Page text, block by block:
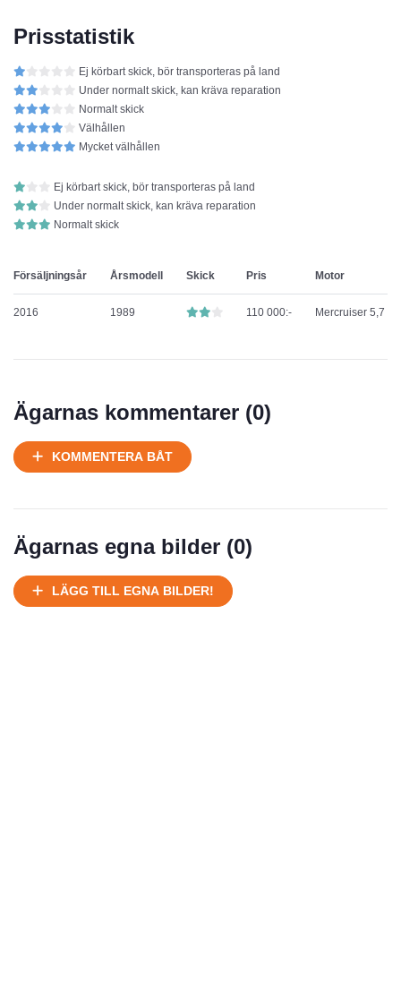
Prisstatistik
Ej körbart skick, bör transporteras på land
Under normalt skick, kan kräva reparation
Normalt skick
Välhållen
Mycket välhållen
Ej körbart skick, bör transporteras på land
Under normalt skick, kan kräva reparation
Normalt skick
Försäljningsår Årsmodell Skick Pris Motor
2016 1989 110 000:- Mercruiser 5,7
Ägarnas kommentarer (0)
KOMMENTERA BÅT
Ägarnas egna bilder (0)
LÄGG TILL EGNA BILDER!